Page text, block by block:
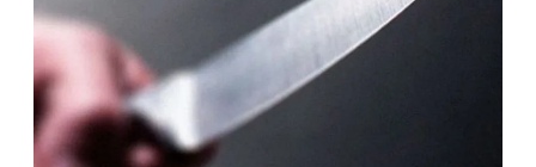
com
facada
e
alega
legítima